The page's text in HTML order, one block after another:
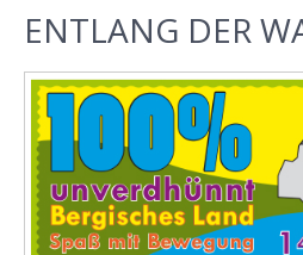
ENTLANG DER